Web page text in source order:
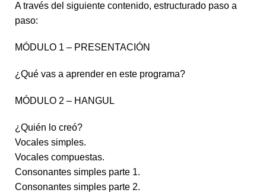
A través del siguiente contenido, estructurado paso a
paso:
MÓDULO 1 – PRESENTACIÓN
¿Qué vas a aprender en este programa?
MÓDULO 2 – HANGUL
¿Quién lo creó?
Vocales simples.
Vocales compuestas.
Consonantes simples parte 1.
Consonantes simples parte 2.